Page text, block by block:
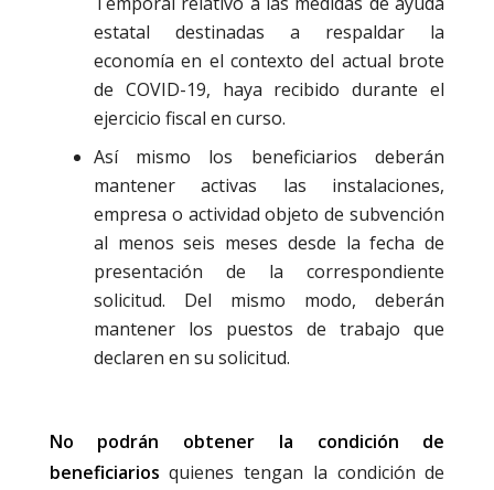
estatal destinadas a respaldar la
economía en el contexto del actual brote
de COVID-19, haya recibido durante el
ejercicio fiscal en curso.
Así mismo los beneficiarios deberán
mantener activas las instalaciones,
empresa o actividad objeto de subvención
al menos seis meses desde la fecha de
presentación de la correspondiente
solicitud. Del mismo modo, deberán
mantener los puestos de trabajo que
declaren en su solicitud.
No podrán obtener la condición de
beneficiarios quienes tengan la condición de